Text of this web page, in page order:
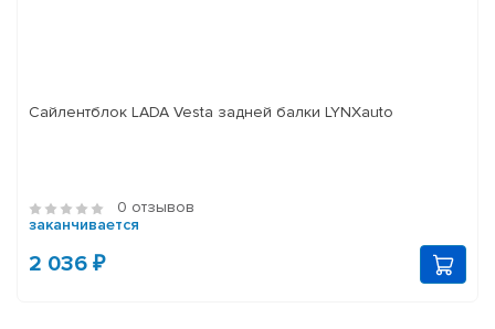
Сайлентблок LADA Vesta задней балки LYNXauto
0 отзывов
заканчивается
2 036 ₽